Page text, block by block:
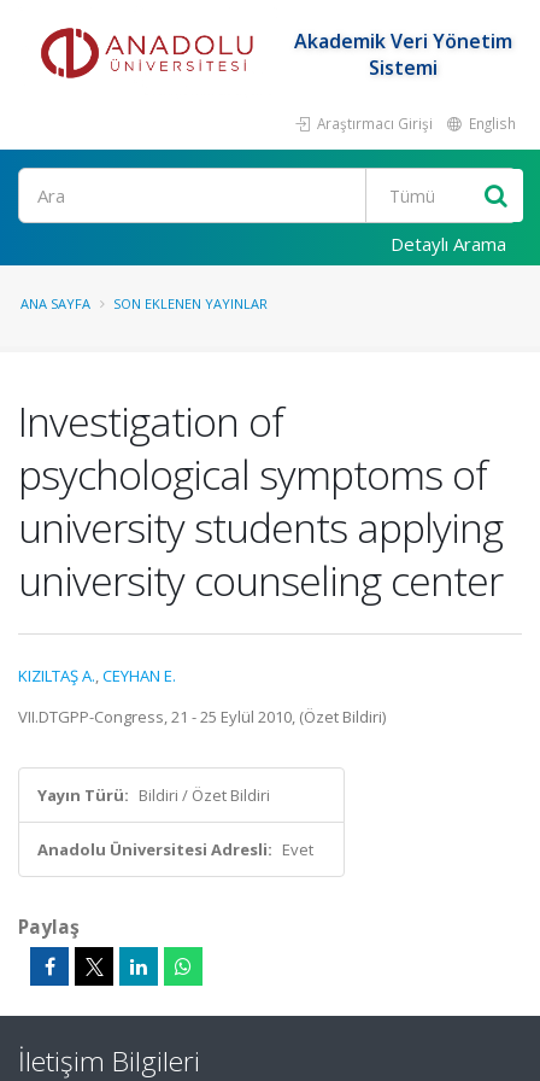
Akademik Veri Yönetim
Sistemi
Araştırmacı Girişi English
Ara
Detaylı Arama
ANA SAYFA SON EKLENEN YAYINLAR
Investigation of
psychological symptoms of
university students applying
university counseling center
KIZILTAŞ A.,CEYHAN E.
VII.DTGPP-Congress, 21 - 25 Eylül 2010, (Özet Bildiri)
Yayın Türü: Bildiri / Özet Bildiri
Anadolu Üniversitesi Adresli: Evet
Paylaş
İletişim Bilgileri